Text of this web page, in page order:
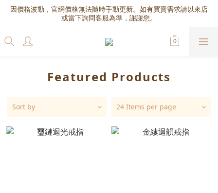
因價格波動，官網價格無法隨時手動更新。如有買賣需求請以來店
或當下詢問客服為準，謝謝您。
Featured Products
Sort by 24 Items per page